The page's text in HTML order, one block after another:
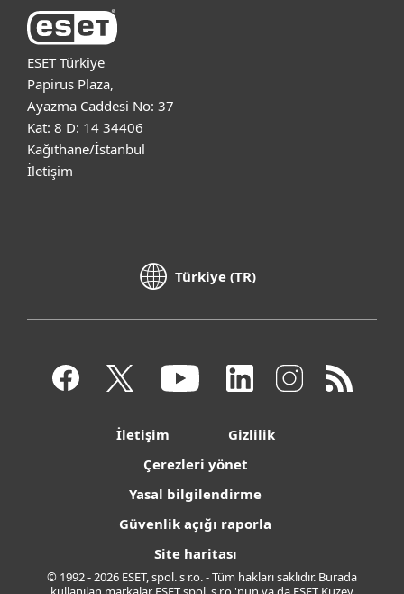
ESET Türkiye
Papirus Plaza,
Ayazma Caddesi No: 37
Kat: 8 D: 14 34406
Kağıthane/İstanbul
İletişim
Türkiye (TR)
İletişim
Gizlilik
Çerezleri yönet
Yasal bilgilendirme
Güvenlik açığı raporla
Site haritası
© 1992 - 2026 ESET, spol. s r.o. - Tüm hakları saklıdır. Burada